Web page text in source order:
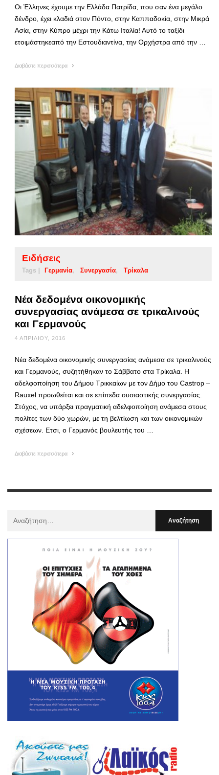
Οι Έλληνες έχουμε την Ελλάδα Πατρίδα, που σαν ένα μεγάλο
δένδρο, έχει κλαδιά στον Πόντο, στην Καππαδοκία, στην Μικρά
Ασία, στην Κύπρο μέχρι την Κάτω Ιταλία! Αυτό το ταξίδι
ετοιμάστηκεαπό την Εστουδιαντίνα, την Ορχήστρα από την …
Διαβάστε περισσότερα
Ειδήσεις
Tags | Γερμανία Συνεργασία Τρίκαλα
Νέα δεδομένα οικονομικής
συνεργασίας ανάμεσα σε τρικαλινούς
και Γερμανούς
4 ΑΠΡΙΛΊΟΥ, 2016
Νέα δεδομένα οικονομικής συνεργασίας ανάμεσα σε τρικαλινούς
και Γερμανούς, συζητήθηκαν το Σάββατο στα Τρίκαλα. Η
αδελφοποίηση του Δήμου Τρικκαίων με τον Δήμο του Castrop –
Rauxel προωθείται και σε επίπεδα ουσιαστικής συνεργασίας.
Στόχος, να υπάρξει πραγματική αδελφοποίηση ανάμεσα στους
πολίτες των δύο χωρών, με τη βελτίωση και των οικονομικών
σχέσεων. Ετσι, ο Γερμανός βουλευτής του …
Διαβάστε περισσότερα
: